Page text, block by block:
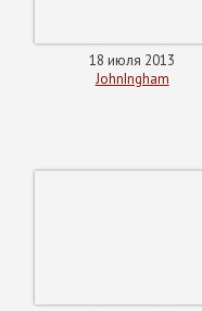
18 июля 2013
JohnIngham